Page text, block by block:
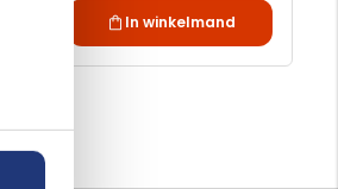
In winkelmand